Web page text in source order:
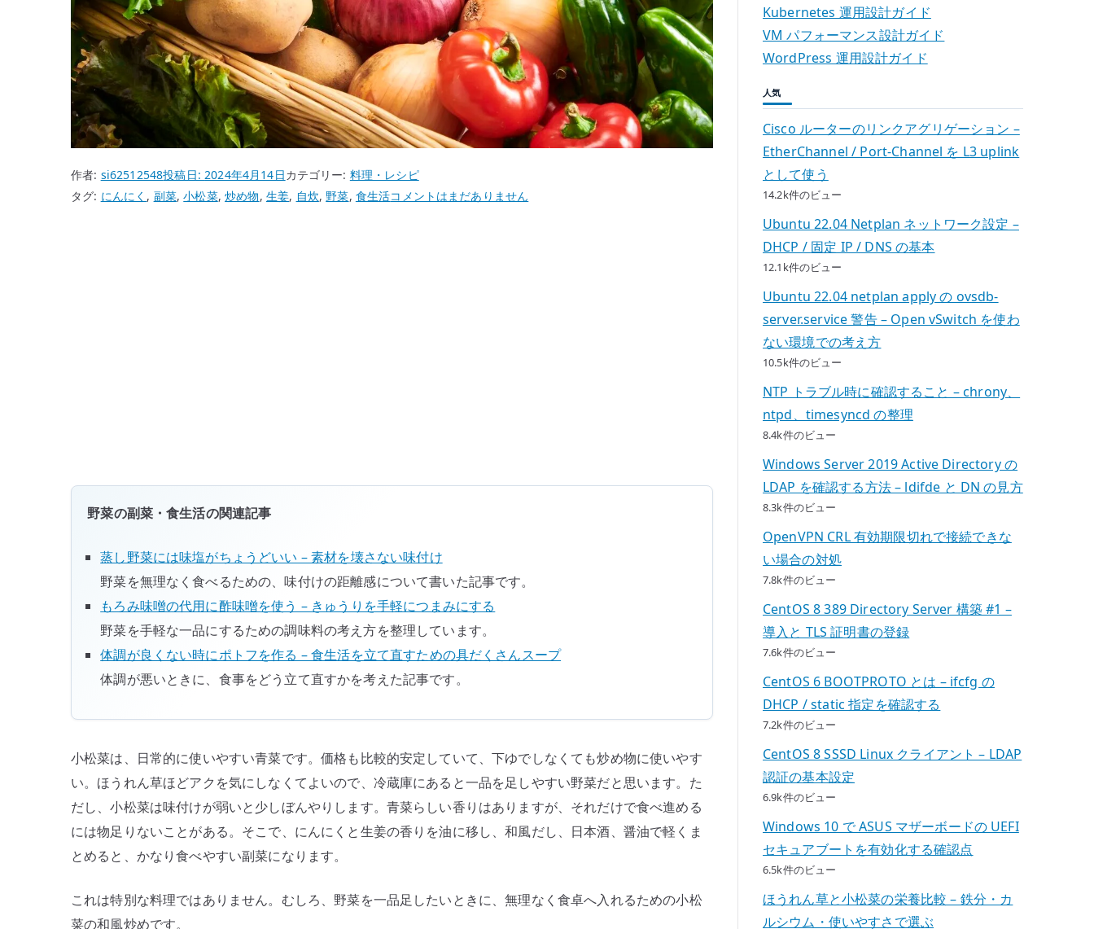
作者: si62512548投稿日:2024年4月14日カテゴリー: 料理・レシピ
タグ: にんにく , 副菜,小松菜,炒め物, 生姜, 自炊,野菜, 食生活小
青
菜
を
べ
や
す
す
へ
の
コメントはまだありません
野菜の副菜・食生活の関連記事
蒸し野菜には味塩がちょうどいい – 素材を壊さない味付け
野菜を無理なく食べるための、味付けの距離感について書いた記事です。
もろみ味噌の代用に酢味噌を使う – きゅうりを手軽につまみにする
野菜を手軽な一品にするための調味料の考え方を整理しています。
体調が良くない時にポトフを作る – 食生活を立て直すための具だくさんスープ
体調が悪いときに、食事をどう立て直すかを考えた記事です。
小松菜は、日常的に使いやすい青菜です。価格も比較的安定していて、下ゆでしなくても炒め物に使いやす
い。ほうれん草ほどアクを気にしなくてよいので、冷蔵庫にあると一品を足しやすい野菜だと思います。た
だし、小松菜は味付けが弱いと少しぼんやりします。青菜らしい香りはありますが、それだけで食べ進める
には物足りないことがある。そこで、にんにくと生姜の香りを油に移し、和風だし、日本酒、醤油で軽くま
とめると、かなり食べやすい副菜になります。
これは特別な料理ではありません。むしろ、野菜を一品足したいときに、無理なく食卓へ入れるための小松
菜の和風炒めです。
Kubernetes 運用設計ガイド
VM パフォーマンス設計ガイド
WordPress 運用設計ガイド
人気
Cisco ルーターのリンクアグリゲーション –
EtherChannel / Port-Channel を L3 uplink
として使う
14.2k件のビュー
Ubuntu 22.04 Netplan ネットワーク設定 –
DHCP / 固定 IP / DNS の基本
12.1k件のビュー
Ubuntu 22.04 netplan apply の ovsdb-
server.service 警告 – Open vSwitch を使わ
ない環境での考え方
10.5k件のビュー
NTP トラブル時に確認すること – chrony、
ntpd、timesyncd の整理
8.4k件のビュー
Windows Server 2019 Active Directory の
LDAP を確認する方法 – ldifde と DN の見方
8.3k件のビュー
OpenVPN CRL 有効期限切れで接続できな
い場合の対処
7.8k件のビュー
CentOS 8 389 Directory Server 構築 #1 –
導入と TLS 証明書の登録
7.6k件のビュー
CentOS 6 BOOTPROTO とは – ifcfg の
DHCP / static 指定を確認する
7.2k件のビュー
CentOS 8 SSSD Linux クライアント – LDAP
認証の基本設定
6.9k件のビュー
Windows 10 で ASUS マザーボードの UEFI
セキュアブートを有効化する確認点
6.5k件のビュー
ほうれん草と小松菜の栄養比較 – 鉄分・カ
ルシウム・使いやすさで選ぶ